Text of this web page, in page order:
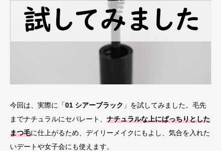
今回は、実際に「01 シアーブラック 」を試してみました。毛先
までナチュラルにセパレート、 ナチュラルな上にぱっちりとした
まつ毛に仕上がるため、デイリーメイクにもよし、気合を入れた
いデートや女子会にも使えます。